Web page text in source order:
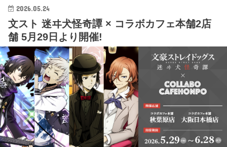
2026.05.24
文スト 迷ヰ犬怪奇譚 × コラボカフェ本舗2店
舗 5月29日より開催!